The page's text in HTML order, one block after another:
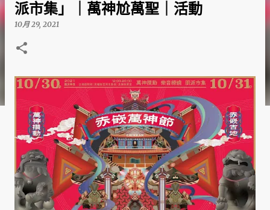
派市集」｜萬神尬萬聖｜活動
10月 29, 2021